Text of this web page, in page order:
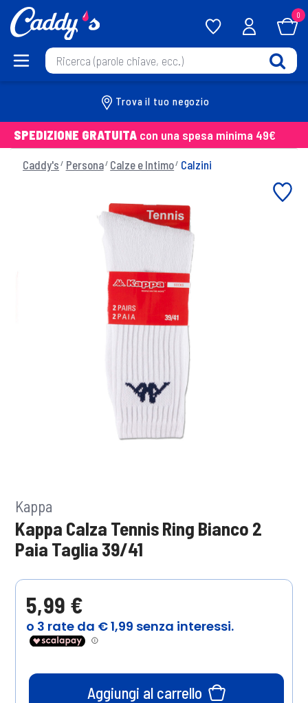
0
Trova il tuo negozio
SPEDIZIONE GRATUITA con una spesa minima 49€
Caddy's Persona Calze e Intimo Calzini
Kappa
Kappa Calza Tennis Ring Bianco 2
Paia Taglia 39/41
5,99 €
Aggiungi al carrello